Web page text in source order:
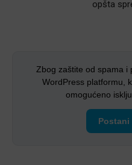
opšta
Zbog zaštite od spama i
WordPress platformu,
omogućeno
Postani